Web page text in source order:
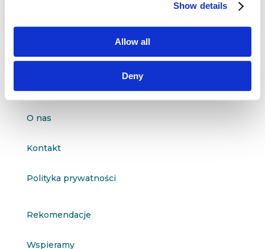
Show details
Allow all
Deny
 601 098 038
questus@questus.pl
O nas
Kontakt
Polityka prywatności
Rekomendacje
Wspieramy